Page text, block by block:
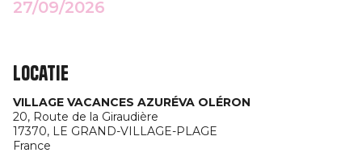
27/09/2026
Locatie
VILLAGE VACANCES AZURÉVA OLÉRON
20, Route de la Giraudière
17370, LE GRAND-VILLAGE-PLAGE
France